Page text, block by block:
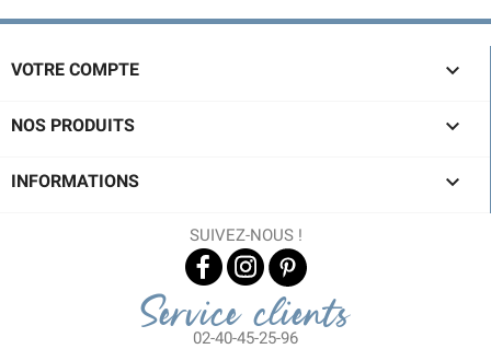
VOTRE COMPTE 
NOS PRODUITS 
INFORMATIONS 
SUIVEZ-NOUS !
Service clients
02-40-45-25-96